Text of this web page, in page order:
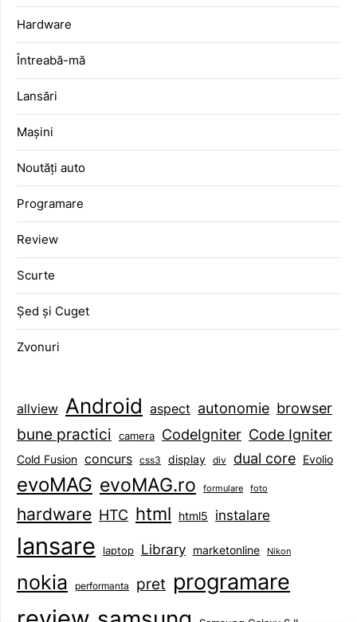
Hardware
Întreabă-mă
Lansări
Mașini
Noutăți auto
Programare
Review
Scurte
Șed și Cuget
Zvonuri
allview Android aspect autonomie browser
bune practici camera CodeIgniter Code Igniter
Cold Fusion concurs css3 display div dual core Evolio
evoMAG evoMAG.ro formulare foto
hardware HTC html html5 instalare
lansare laptop Library marketonline Nikon
nokia performanta pret programare